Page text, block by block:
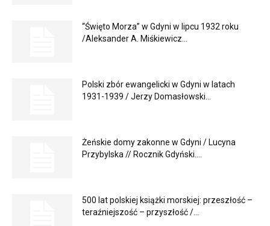
“Święto Morza” w Gdyni w lipcu 1932 roku
/Aleksander A. Miśkiewicz...
Polski zbór ewangelicki w Gdyni w latach
1931-1939 / Jerzy Domasłowski...
Żeńskie domy zakonne w Gdyni / Lucyna
Przybylska // Rocznik Gdyński....
500 lat polskiej książki morskiej: przeszłość –
teraźniejszość – przyszłość /...